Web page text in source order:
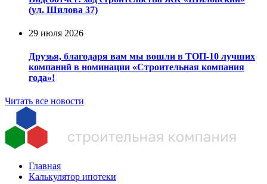
(ул. Шилова 37)
29 июля 2026
Друзья, благодаря вам мы вошли в ТОП-10 лучших
компаний в номинации «Строительная компания
года»!
Читать все новости
Главная
Калькулятор ипотеки